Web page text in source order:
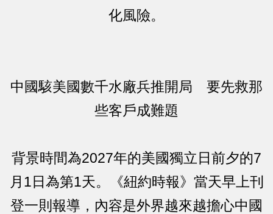
化風險。
中國駭美國數千水廠兵推開局 要先救那
些客戶成難題
背景時間為2027年的美國獨立日前夕的7
月1日為第1天。《紐約時報》當天早上刊
登一則報導，內容是外界越來越擔心中國